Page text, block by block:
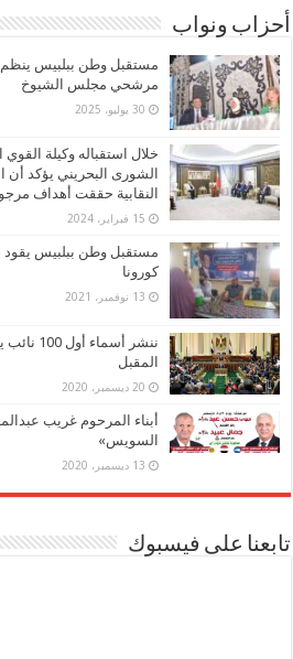
أحزاب ونواب
مستقبل وطن ببلبيس ينظم
مرشحي مجلس الشيوخ
30 يوليو، 2025
خلال استقباله وكيلة
الشورى البحريني يؤكد أن
النقابية حققت أهداف
15 فبراير، 2024
مستقبل وطن ببلبيس يقود
كورونا
13 نوفمبر، 2021
ننشر أسماء
المقبل
20 ديسمبر، 2020
أبناء المرحوم غريب
السويس»
13 ديسمبر، 2020
تابعنا على فيسبوك